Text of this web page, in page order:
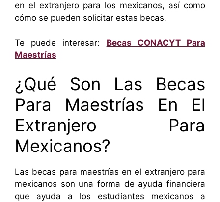
en el extranjero para los mexicanos, así como
cómo se pueden solicitar estas becas.
Te puede interesar: Becas CONACYT Para
Maestrías
¿Qué Son Las Becas
Para Maestrías En El
Extranjero Para
Mexicanos?
Las becas para maestrías en el extranjero para
mexicanos son una forma de ayuda financiera
que ayuda a los estudiantes mexicanos a